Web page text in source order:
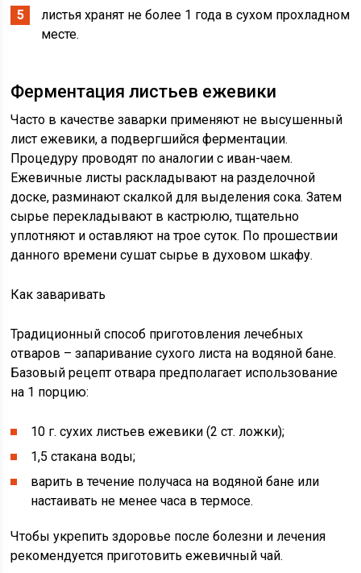
листья хранят не более 1 года в сухом прохладном
месте.
Ферментация листьев ежевики
Часто в качестве заварки применяют не высушенный
лист ежевики, а подвергшийся ферментации.
Процедуру проводят по аналогии с иван-чаем.
Ежевичные листы раскладывают на разделочной
доске, разминают скалкой для выделения сока. Затем
сырье перекладывают в кастрюлю, тщательно
уплотняют и оставляют на трое суток. По прошествии
данного времени сушат сырье в духовом шкафу.
Как заваривать
Традиционный способ приготовления лечебных
отваров – запаривание сухого листа на водяной бане.
Базовый рецепт отвара предполагает использование
на 1 порцию:
10 г. сухих листьев ежевики (2 ст. ложки);
1,5 стакана воды;
варить в течение получаса на водяной бане или
настаивать не менее часа в термосе.
Чтобы укрепить здоровье после болезни и лечения
рекомендуется приготовить ежевичный чай.